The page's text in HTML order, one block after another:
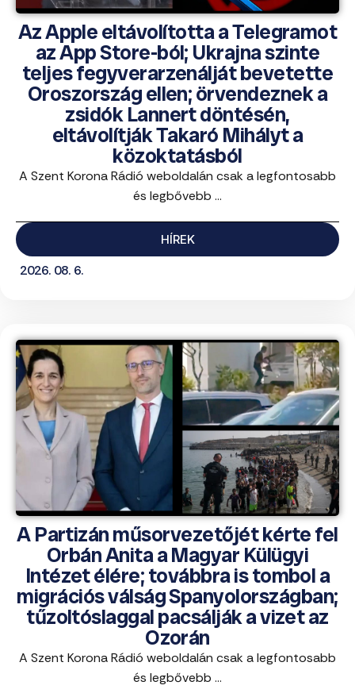
Az Apple eltávolította a Telegramot
az App Store-ból; Ukrajna szinte
teljes fegyverarzenálját bevetette
Oroszország ellen; örvendeznek a
zsidók Lannert döntésén,
eltávolítják Takaró Mihályt a
közoktatásból
A Szent Korona Rádió weboldalán csak a legfontosabb
és legbővebb ...
HÍREK
2026. 08. 6.
A Partizán műsorvezetőjét kérte fel
Orbán Anita a Magyar Külügyi
Intézet élére; továbbra is tombol a
migrációs válság Spanyolországban;
tűzoltóslaggal pacsálják a vizet az
Ozorán
A Szent Korona Rádió weboldalán csak a legfontosabb
és legbővebb ...